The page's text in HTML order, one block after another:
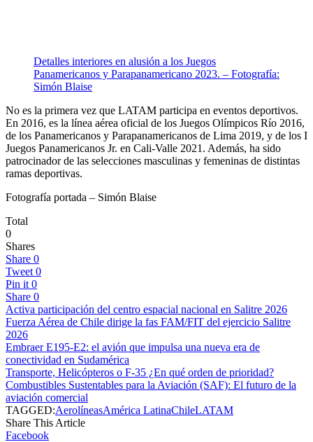
Detalles interiores en alusión a los Juegos
Panamericanos y Parapanamericano 2023. – Fotografía:
Simón Blaise
No es la primera vez que LATAM participa en eventos deportivos.
En 2016, es la línea aérea oficial de los Juegos Olímpicos Río 2016,
de los Panamericanos y Parapanamericanos de Lima 2019, y de los I
Juegos Panamericanos Jr. en Cali-Valle 2021. Además, ha sido
patrocinador de las selecciones masculinas y femeninas de distintas
ramas deportivas.
Fotografía portada – Simón Blaise
Total
0
Shares
Share 0
Tweet 0
Pin it 0
Share 0
Activa participación del centro espacial nacional en Salitre 2026
Fuerza Aérea de Chile dirige la fas FAM/FIT del ejercicio Salitre
2026
Embraer E195-E2: el avión que impulsa una nueva era de
conectividad en Sudamérica
Transporte, Helicópteros o F-35 ¿En qué orden de prioridad?
Combustibles Sustentables para la Aviación (SAF): El futuro de la
aviación comercial
TAGGED:AerolíneasAmérica LatinaChileLATAM
Share This Article
Facebook